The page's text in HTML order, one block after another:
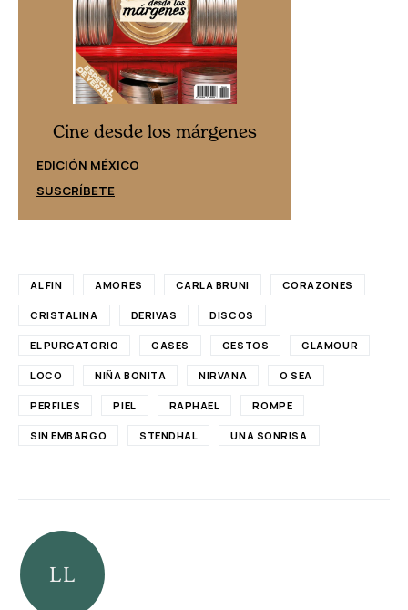
Cine desde los márgenes
EDICIÓN MÉXICO
SUSCRÍBETE
AL FIN AMORES CARLA BRUNI CORAZONES
CRISTALINA DERIVAS DISCOS
EL PURGATORIO GASES GESTOS GLAMOUR
LOCO NIÑA BONITA NIRVANA O SEA
PERFILES PIEL RAPHAEL ROMPE
SIN EMBARGO STENDHAL UNA SONRISA